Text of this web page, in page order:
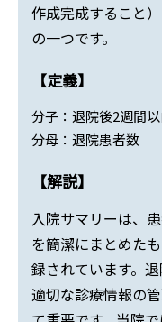
作成完成すること
の一つです。
【定義】
分子：退院後2週間
分母：退院患者数
【解説】
入院サマリーは、
を簡潔にまとめた
録されています。
適切な診療情報の